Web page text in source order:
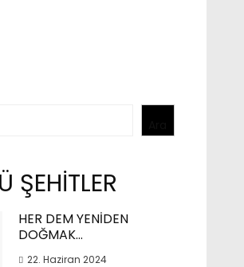
ŞEHİTLER
HER DEM YENİDEN
DOĞMAK…
22. Haziran 2024